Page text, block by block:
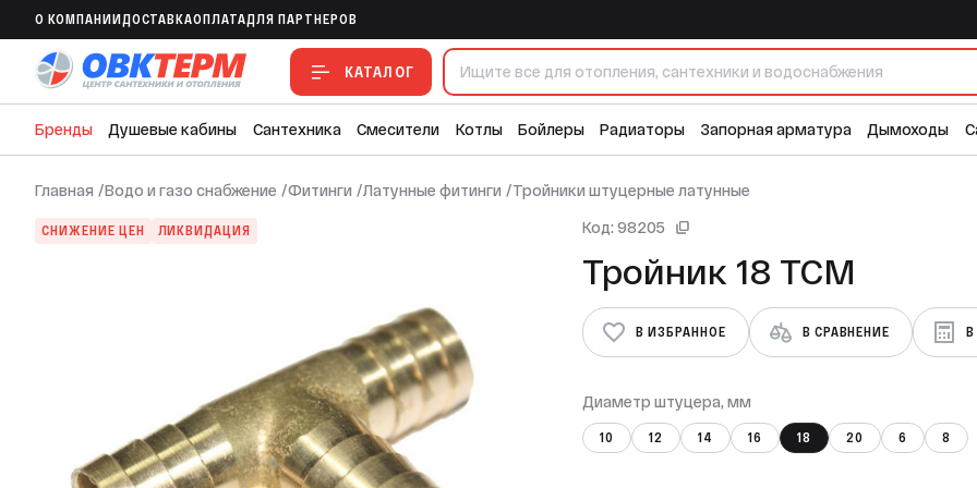
O КОМПАНИИ ДОСТАВКАОПЛАТАДЛЯ ПАРТНЕРОВ
КАТАЛОГ
Бренды Душевые кабины Сантехника Смесители Котлы Бойлеры Радиаторы Запорная арматура Дымоходы
Главная /Водо и газо снабжение /Фитинги /Латунные фитинги /Тройники штуцерные латунные
СНИЖЕНИЕ ЦЕН ЛИКВИДАЦИЯ Код: 98205
Тройник 18 ТСМ
В ИЗБРАННОЕ В СРАВНЕНИЕ
Диаметр штуцера, мм
10 12 14 16 18 20 6 8
Тройник 18 ТСМ
В ИЗБРАННОЕ В СРАВНЕНИЕ В СМЕТУ